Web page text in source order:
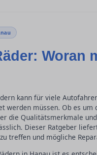
Woran
kann für viele
werden müssen. Ob es
die Qualitätsmerkmale
Dieser Ratgeber
treffen und mögliche